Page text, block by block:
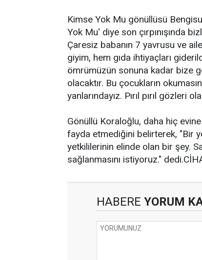
Kimse Yok Mu gönüllüsü
Yok Mu' diye son çırpınışında
Çaresiz babanın 7 yavrusu ve
giyim, hem gıda ihtiyaçları
ömrümüzün sonuna kadar bize
olacaktır. Bu çocukların
yanlarındayız. Pırıl pırıl gözleri
Gönüllü Koraloğlu, daha hiç
fayda etmediğini belirterek, "Bir
yetkililerinin elinde olan bir şey.
sağlanmasını istiyoruz."
HABERE YORUM